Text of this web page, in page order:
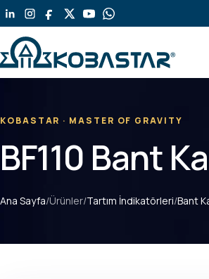
Ana
içeriğe
geç
KOBASTAR · MASTER OF GRAVITY
BF110 Bant
Ana Sayfa/Ürünler/Tartım İndikatörleri/Bant